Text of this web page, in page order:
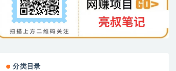
分类目录